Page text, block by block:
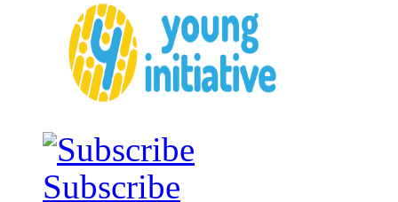
Subscribe